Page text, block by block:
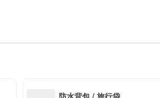
防水背包 / 旅行袋